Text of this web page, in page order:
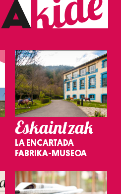
Eskaintzak
LA ENCARTADA
FABRIKA-MUSEOA